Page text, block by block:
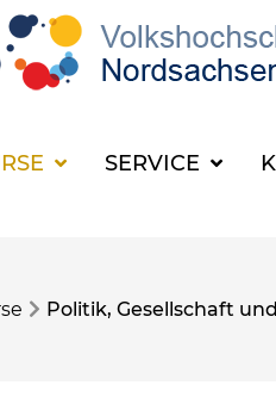
SERVICE
Politik, Gesellschaft